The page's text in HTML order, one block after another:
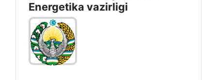
Energetika vazirligi